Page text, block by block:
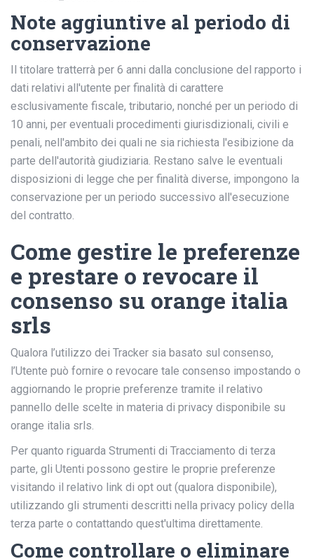
Note aggiuntive al periodo di
conservazione
Il titolare tratterrà per 6 anni dalla conclusione del rapporto i
dati relativi all'utente per finalità di carattere
esclusivamente fiscale, tributario, nonché per un periodo di
10 anni, per eventuali procedimenti giurisdizionali, civili e
penali, nell'ambito dei quali ne sia richiesta l'esibizione da
parte dell'autorità giudiziaria. Restano salve le eventuali
disposizioni di legge che per finalità diverse, impongono la
conservazione per un periodo successivo all'esecuzione
del contratto.
Come gestire le preferenze
e prestare o revocare il
consenso su orange italia
srls
Qualora l’utilizzo dei Tracker sia basato sul consenso,
l’Utente può fornire o revocare tale consenso impostando o
aggiornando le proprie preferenze tramite il relativo
pannello delle scelte in materia di privacy disponibile su
orange italia srls.
Per quanto riguarda Strumenti di Tracciamento di terza
parte, gli Utenti possono gestire le proprie preferenze
visitando il relativo link di opt out (qualora disponibile),
utilizzando gli strumenti descritti nella privacy policy della
terza parte o contattando quest'ultima direttamente.
Come controllare o eliminare